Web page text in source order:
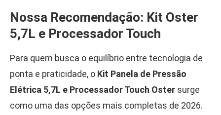
Nossa Recomendação: Kit Oster
5,7L e Processador Touch
Para quem busca o equilíbrio entre tecnologia de
ponta e praticidade, o Kit Panela de Pressão
Elétrica 5,7L e Processador Touch Oster surge
como uma das opções mais completas de 2026.